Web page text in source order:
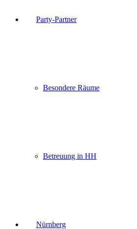
Party-Partner
Besondere Räume
Betreuung in HH
Nürnberg